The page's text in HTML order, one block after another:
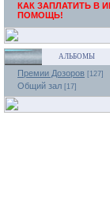
КАК ЗАПЛАТИТЬ В
ПОМОЩЬ!
АЛЬБОМЫ
Премии Дозоров [127]
Общий зал [17]